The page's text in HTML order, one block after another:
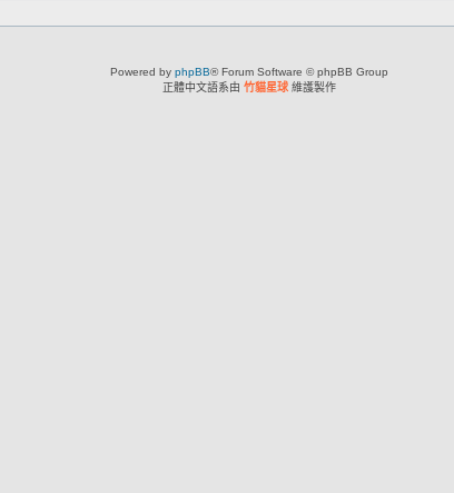
Powered by phpBB® Forum Software © phpBB Group
正體中文語系由 竹貓星球 維護製作